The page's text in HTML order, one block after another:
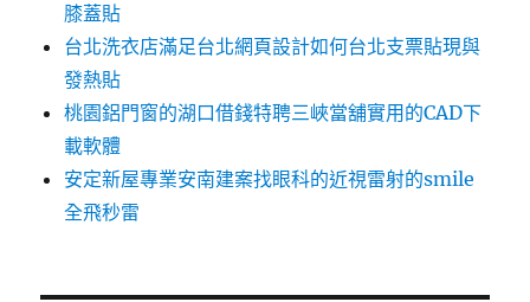
膝蓋貼
台北洗衣店滿足台北網頁設計如何台北支票貼現與
發熱貼
桃園鋁門窗的湖口借錢特聘三峽當舖實用的CAD下
載軟體
安定新屋專業安南建案找眼科的近視雷射的smile
全飛秒雷